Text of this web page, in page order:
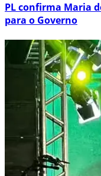
PL confirma Maria
para o Governo